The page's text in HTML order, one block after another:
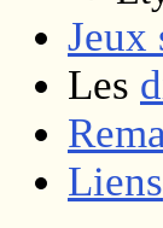
Jeux
Les
Liens